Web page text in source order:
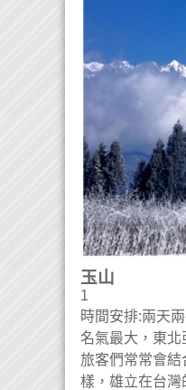
玉山
1
時間安排:兩天
名氣最大，東
旅客們常常會
樣，雄立在台灣